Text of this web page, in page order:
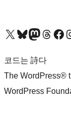
X(이전 트위터) 계정 방문하기블루스카이 계정 방문하기마스토돈 계정 방문하기스레드 계정 방문하기 페이스북 페이지 방문하기인스타
코드는 詩다
The WordPress®
WordPress